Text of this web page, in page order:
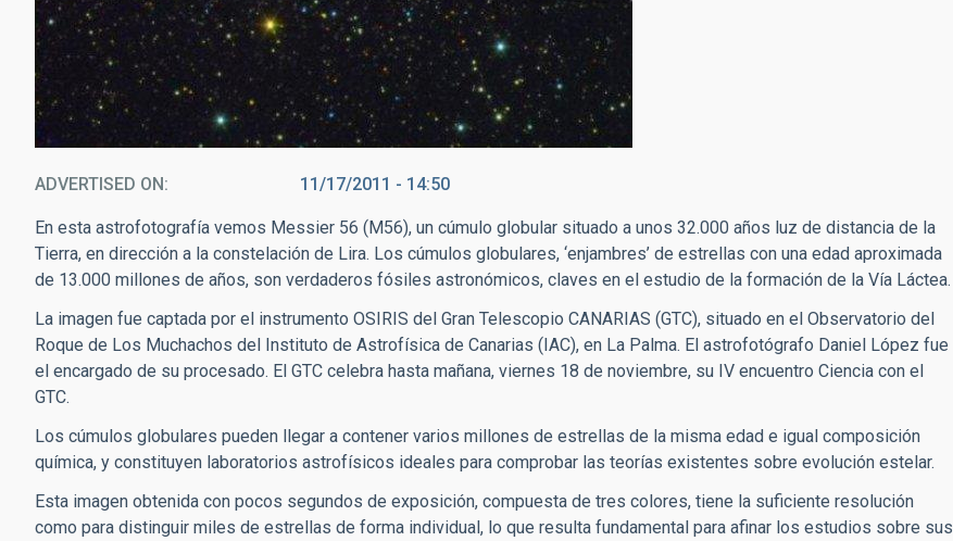
ADVERTISED ON 11/17/2011 - 14:50
En esta astrofotografía vemos Messier 56 (M56), un cúmulo globular situado a unos 32.000 años luz de distancia de la
Tierra, en dirección a la constelación de Lira. Los cúmulos globulares, ‘enjambres’ de estrellas con una edad aproximada
de 13.000 millones de años, son verdaderos fósiles astronómicos, claves en el estudio de la formación de la Vía Láctea.
La imagen fue captada por el instrumento OSIRIS del Gran Telescopio CANARIAS (GTC), situado en el Observatorio del
Roque de Los Muchachos del Instituto de Astrofísica de Canarias (IAC), en La Palma. El astrofotógrafo Daniel López fue
el encargado de su procesado. El GTC celebra hasta mañana, viernes 18 de noviembre, su IV encuentro Ciencia con el
GTC.
Los cúmulos globulares pueden llegar a contener varios millones de estrellas de la misma edad e igual composición
química, y constituyen laboratorios astrofísicos ideales para comprobar las teorías existentes sobre evolución estelar.
Esta imagen obtenida con pocos segundos de exposición, compuesta de tres colores, tiene la suficiente resolución
como para distinguir miles de estrellas de forma individual, lo que resulta fundamental para afinar los estudios sobre sus